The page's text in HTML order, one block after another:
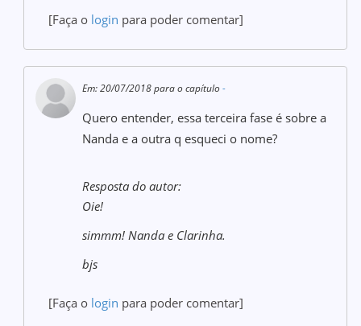
[Faça o login para poder comentar]
Em: 20/07/2018 para o capítulo-
Quero entender, essa terceira fase é sobre a
Nanda e a outra q esqueci o nome?
Resposta do autor:
Oie!
simmm! Nanda e Clarinha.
bjs
[Faça o login para poder comentar]